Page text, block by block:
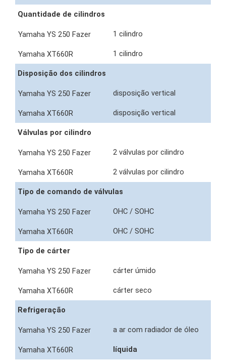
Quantidade de cilindros
1 cilindro
1 cilindro
Disposição dos cilindros
disposição vertical
disposição vertical
Válvulas por cilindro
2 válvulas por cilindro
2 válvulas por cilindro
Tipo de comando de válvulas
OHC / SOHC
OHC / SOHC
Tipo de cárter
cárter úmido
cárter seco
Refrigeração
a ar com radiador de óleo
líquida